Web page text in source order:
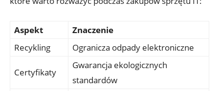
Aspekt
Znaczenie
Recykling
Ogranicza odpady elektroniczne
Certyfikaty
Gwarancja ekologicznych
standardów